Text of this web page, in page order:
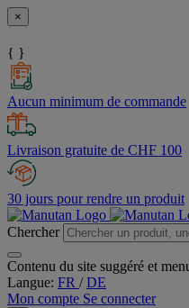
×
{ }
Aucun minimum de commande
Livraison gratuite de CHF 100
30 jours pour rendre un produit
Chercher
Contenu du site suggéré et
Langue: FR /DE
Mon compte Se connecter